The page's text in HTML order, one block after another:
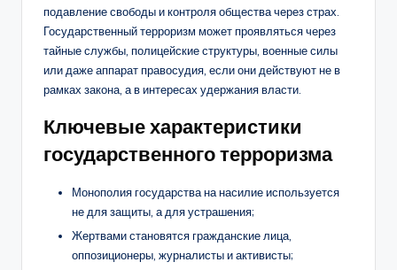
подавление свободы и контроля общества через страх.
Государственный терроризм может проявляться через
тайные службы, полицейские структуры, военные силы
или даже аппарат правосудия, если они действуют не в
рамках закона, а в интересах удержания власти.
Ключевые характеристики
государственного терроризма
Монополия государства на насилие используется
не для защиты, а для устрашения;
Жертвами становятся гражданские лица,
оппозиционеры, журналисты и активисты;